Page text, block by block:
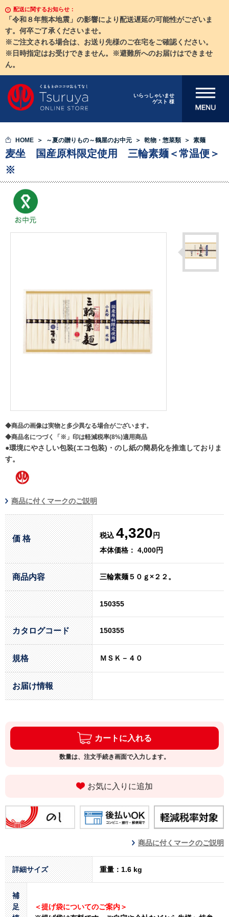
配送に関するお知らせ：
「令和８年熊本地震」の影響により配送遅延の可能性がございま
す。何卒ご了承くださいませ。
※ご注文される場合は、お送り先様のご在宅をご確認ください。
※日時指定はお受けできません。※避難所へのお届けはできませ
ん。
いらっしゃいませ
ゲスト 様
メニューを開
HOME ～夏の贈りもの～鶴屋のお中元 乾物・惣菜類 素麺
麦坐 国産原料限定使用 三輪素麺＜常温便＞
※
◆商品の画像は実物と多少異なる場合がございます。
◆商品名につづく「※」印は軽減税率(8%)適用商品
●環境にやさしい包装(エコ包装)・のし紙の簡易化を推進しておりま
す。
商品に付くマークのご説明
価 格 税込 4,320 円
本体価格： 4,000円
商品内容 三輪素麺５０ｇ×２２。
150355
カタログコード 150355
規格 ＭＳＫ－４０
お届け情報
カートに入れる
数量は、注文手続き画面で入力します。
お気に入りに追加
商品に付くマークのご説明
詳細サイズ 重量：1.6 kg
補
足
＜提げ袋についてのご案内＞